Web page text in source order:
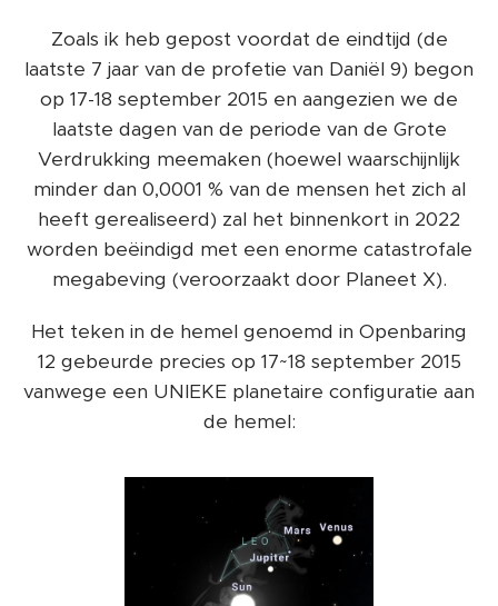
Zoals ik heb gepost voordat de eindtijd (de
laatste 7 jaar van de profetie van Daniël 9) begon
op 17-18 september 2015 en aangezien we de
laatste dagen van de periode van de Grote
Verdrukking meemaken (hoewel waarschijnlijk
minder dan 0,0001 % van de mensen het zich al
heeft gerealiseerd) zal het binnenkort in 2022
worden beëindigd met een enorme catastrofale
megabeving (veroorzaakt door Planeet X).
Het teken in de hemel genoemd in Openbaring
12 gebeurde precies op 17~18 september 2015
vanwege een UNIEKE planetaire configuratie aan
de hemel: